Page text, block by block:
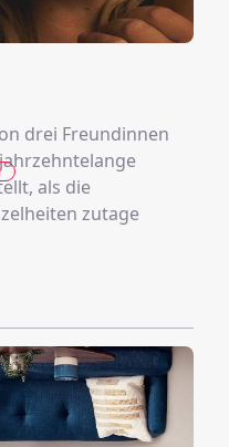
drei Freundinnen
als die
zutage